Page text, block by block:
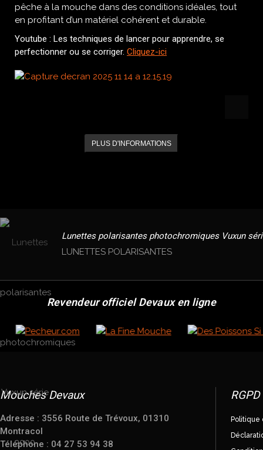
pêche à la mouche dans des conditions idéales, tout
en profitant d’un matériel cohérent et durable.
Youtube : Les techniques de lancer pour apprendre, se
perfectionner ou se corriger. Cliquez-ici
PLUS D'INFORMATIONS
Lunettes polarisantes photochromiques Vuxun
LUNETTES POLARISANTES
Revendeur officiel Devaux en ligne
Mouches Devaux
Adresse : 3556 Route de Trévoux, 01310
Montracol
Téléphone : 04 27 53 94 38
RGPD